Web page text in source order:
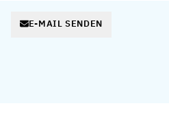
E-MAIL SENDEN